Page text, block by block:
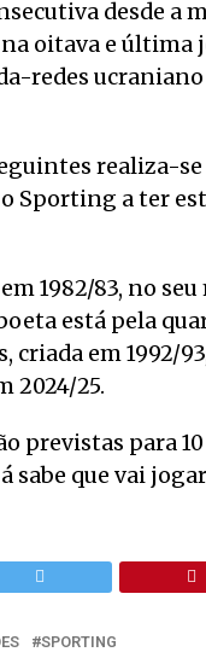
desde a
oitava e última
redes
realiza-se
Sporting a ter
1982/83, no
está pela
em 1992/
2024/25.
previstas para 10
que vai
SPORTING